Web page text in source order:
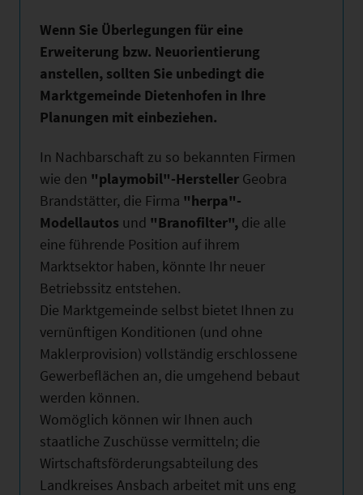
Wenn Sie Überlegungen für eine
Erweiterung bzw. Neuorientierung
anstellen, sollten Sie unbedingt die
Marktgemeinde Dietenhofen in Ihre
Planungen mit einbeziehen.
In Nachbarschaft zu so bekannten Firmen
wie den "playmobil"-Hersteller Geobra
Brandstätter, die Firma "herpa"-
Modellautos und "Branofilter", die alle
eine führende Position auf ihrem
Marktsektor haben, könnte Ihr neuer
Betriebssitz entstehen.
Die Marktgemeinde selbst bietet Ihnen zu
vernünftigen Konditionen (und ohne
Maklerprovision) vollständig erschlossene
Gewerbeflächen an, die umgehend bebaut
werden können.
Womöglich können wir Ihnen auch
staatliche Zuschüsse vermitteln; die
Wirtschaftsförderungsabteilung des
Landkreises Ansbach arbeitet mit uns eng